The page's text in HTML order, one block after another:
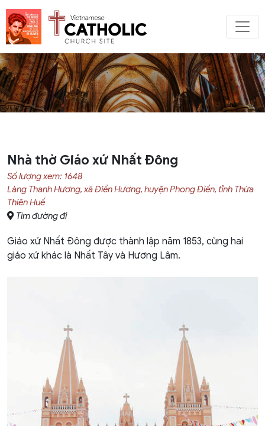
Nhà thờ Giáo xứ Nhất Đông
Số lượng xem: 1648
Làng Thanh Hương, xã Điền Hương, huyện Phong Điền, tỉnh Thừa
Thiên Huế
Tìm đường đi
Giáo xứ Nhất Đông được thành lập năm 1853, cùng hai
giáo xứ khác là Nhất Tây và Hương Lâm.